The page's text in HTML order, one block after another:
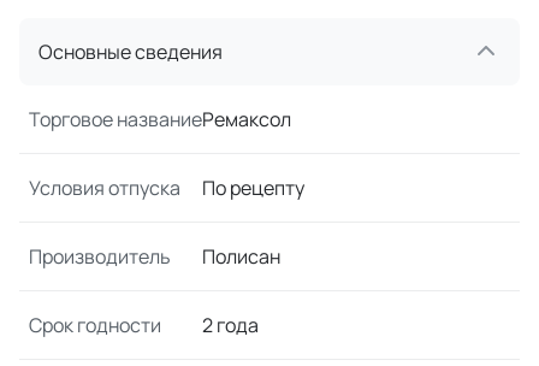
Основные сведения
Торговое названиеРемаксол
Условия отпуска По рецепту
Производитель Полисан
Срок годности 2 года